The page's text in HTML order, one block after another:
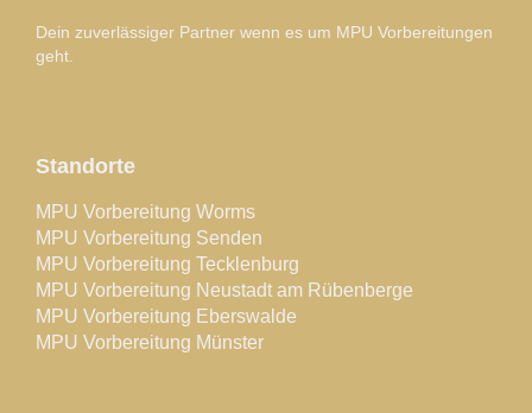
Dein zuverlässiger Partner wenn es um MPU Vorbereitungen
geht.
Standorte
MPU Vorbereitung Worms
MPU Vorbereitung Senden
MPU Vorbereitung Tecklenburg
MPU Vorbereitung Neustadt am Rübenberge
MPU Vorbereitung Eberswalde
MPU Vorbereitung Münster